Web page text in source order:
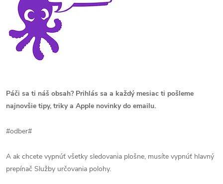
Páči sa ti náš obsah? Prihlás sa a každý mesiac ti pošleme
najnovšie tipy, triky a Apple novinky do emailu.
#odber#
A ak chcete vypnúť všetky sledovania plošne, musíte vypnúť hlavný
prepínač Služby určovania polohy.